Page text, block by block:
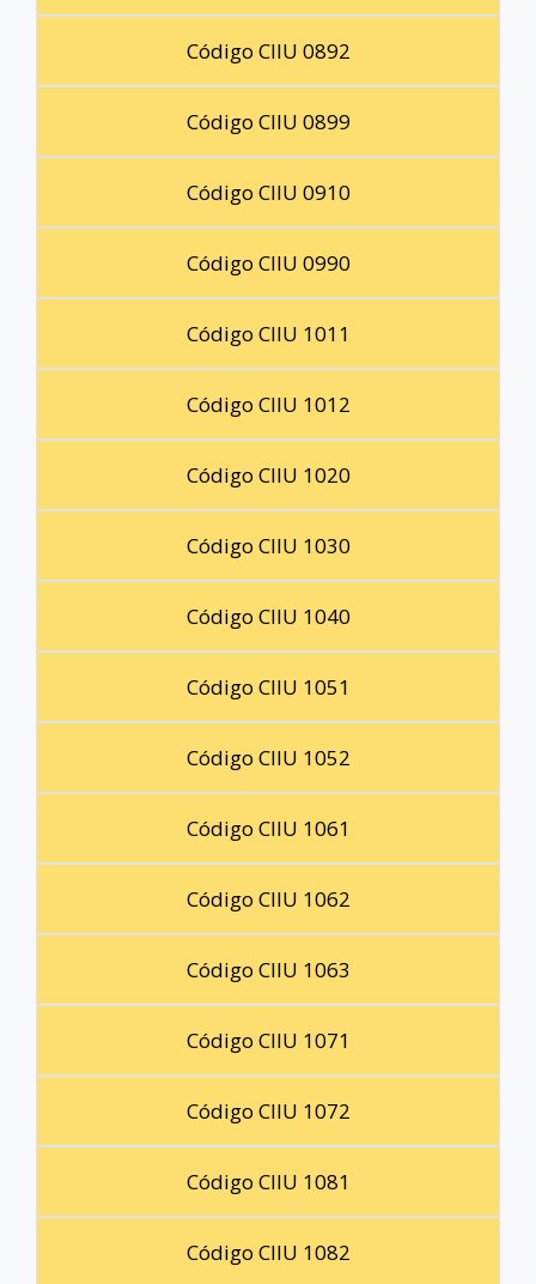
Código CIIU 0892
Código CIIU 0899
Código CIIU 0910
Código CIIU 0990
Código CIIU 1011
Código CIIU 1012
Código CIIU 1020
Código CIIU 1030
Código CIIU 1040
Código CIIU 1051
Código CIIU 1052
Código CIIU 1061
Código CIIU 1062
Código CIIU 1063
Código CIIU 1071
Código CIIU 1072
Código CIIU 1081
Código CIIU 1082